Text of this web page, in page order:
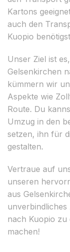
Kartons
auch den
Kuopio
Unser Ziel ist
Gelsenkirchen
kümmern wir
Aspekte wie
Route. Du
Umzug in den
setzen, ihn für
gestalten.
Vertraue auf
unseren
aus
nach Kuopio zu
machen!